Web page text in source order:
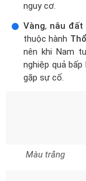
nguy cơ.
Vàng, nâu đất
thuộc hành Thổ
nên khi Nam
nghiệp quả
gặp sự cố.
Màu trắng